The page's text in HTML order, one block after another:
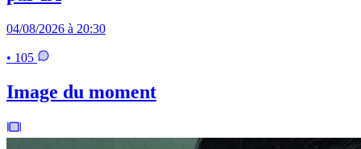
04/08/2026 à 20:30
• 105
Image du moment